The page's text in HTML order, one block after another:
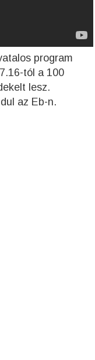
program
tól a 100
lesz.
az Eb-n.